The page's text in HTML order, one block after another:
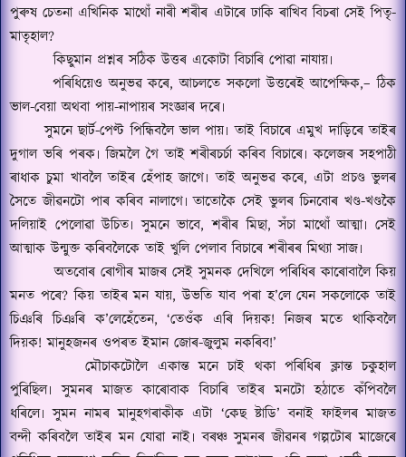
পুৰুষ চেতনা এখিনিক মাথোঁ নাৰী শৰীৰ এটাৰে ঢাকি ৰাখিব বিচৰা সেই পিতৃ-
মাতৃহাল?
কিছুমান প্ৰশ্নৰ সঠিক উত্তৰ একোটা বিচাৰি পোৱা নাযায়৷
পৰিধিয়েও অনুভৱ কৰে,আচলতে সকলো উত্তৰেই আপেক্ষিক,–ঠিক
ভাল-বেয়া অথবা পায়-নাপায়ৰ সংজ্ঞাৰ দৰে৷
সুমনে ছাৰ্ট-পেণ্ট পিন্ধিবলৈ ভাল পায়৷ তাই বিচাৰে এমুখ দাড়িৰে তাইৰ
দুগাল ভৰি পৰক৷ জিমলৈ গৈ তাই শৰীৰচৰ্চা কৰিব বিচাৰে৷ কলেজৰ সহপাঠী
ৰাধাক চুমা খাবলৈ তাইৰ হেঁপাহ জাগে৷ তাই অনুভৱ কৰে,এটা প্ৰচণ্ড ভুলৰ
সৈতে জীৱনটো পাৰ কৰিব নালাগে৷ তাতোকৈ সেই ভুলৰ চিনবোৰ খণ্ড-খণ্ডকৈ
দলিয়াই পেলোৱা উচিত৷ সুমনে ভাবে,শৰীৰ মিছা,সঁচা মাথোঁ আত্মা৷ সেই
আত্মাক উন্মুক্ত কৰিবলৈকে তাই খুলি পেলাব বিচাৰে শৰীৰৰ মিথ্যা সাজ৷
অতবোৰ ৰোগীৰ মাজৰ সেই সুমনক দেখিলে পৰিধিৰ কাৰোবালৈ কিয়
মনত পৰে?কিয় তাইৰ মন যায়,উভতি যাব পৰা হ’লে যেন সকলোকে তাই
চিঞৰি চিঞৰি ক’লেহেঁতেন, ‘তেওঁক এৰি দিয়ক! নিজৰ মতে থাকিবলৈ
দিয়ক! মানুহজনৰ ওপৰত ইমান জোৰ-জুলুম নকৰিব!’
মৌচাকটোলৈ একান্ত মনে চাই থকা পৰিধিৰ ক্লান্ত চকুহাল
পুৰিছিল৷ সুমনৰ মাজত কাৰোবাক বিচাৰি তাইৰ মনটো হঠাতে কঁপিবলৈ
ধৰিলে৷ সুমন নামৰ মানুহগৰাকীক এটা ‘কেছ ষ্টাডি’বনাই ফাইলৰ মাজত
বন্দী কৰিবলৈ তাইৰ মন যোৱা নাই৷ বৰঞ্চ সুমনৰ জীৱনৰ গল্পটোৰ মাজেৰে